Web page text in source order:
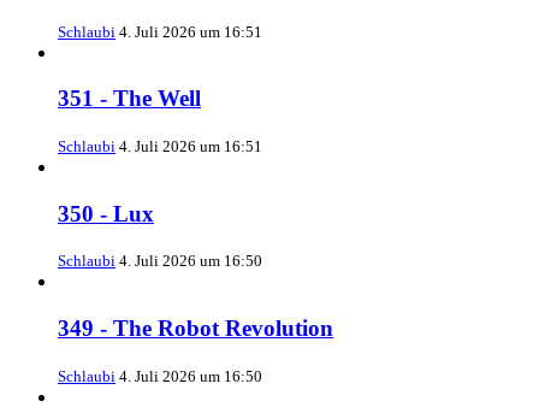
Schlaubi 4. Juli 2026 um 16:51
351 - The Well
Schlaubi 4. Juli 2026 um 16:51
350 - Lux
Schlaubi 4. Juli 2026 um 16:50
349 - The Robot Revolution
Schlaubi 4. Juli 2026 um 16:50